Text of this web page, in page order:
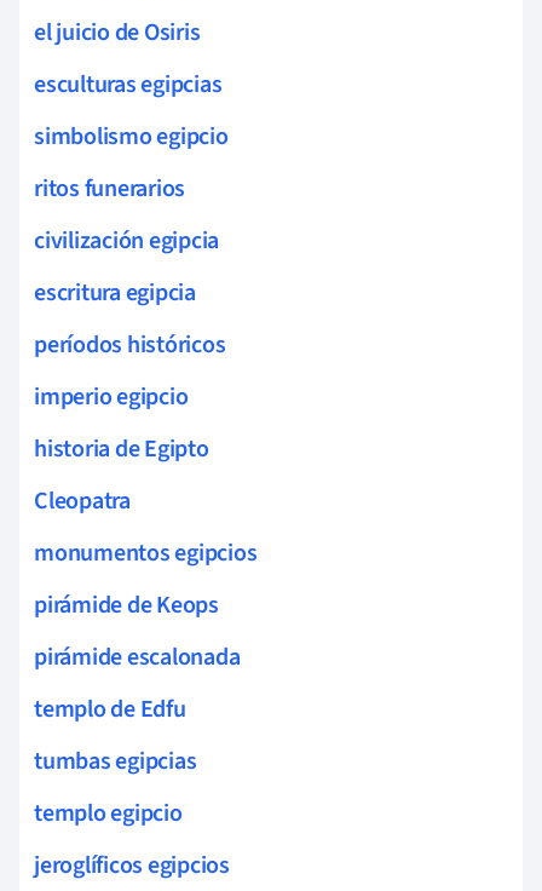
el juicio de Osiris
esculturas egipcias
simbolismo egipcio
ritos funerarios
civilización egipcia
escritura egipcia
períodos históricos
imperio egipcio
historia de Egipto
Cleopatra
monumentos egipcios
pirámide de Keops
pirámide escalonada
templo de Edfu
tumbas egipcias
templo egipcio
jeroglíficos egipcios